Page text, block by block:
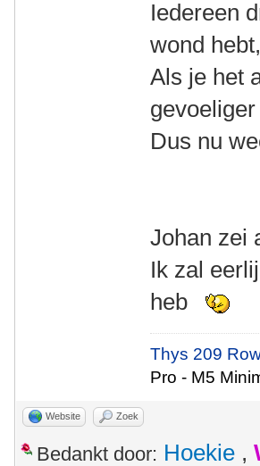
Iedereen
wond
Als je het
gevoeliger
Dus nu
Johan zei
Ik zal
heb
Thys 209
Pro - M5
Website Zoek
Bedankt door: Hoekie ,